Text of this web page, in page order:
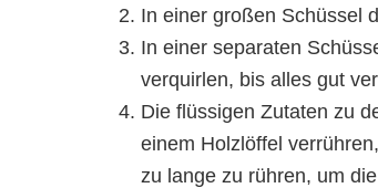
In einer großen Schüssel
In einer separaten
verquirlen, bis alles gut
Die flüssigen Zutaten zu
einem Holzlöffel
zu lange zu rühren, um